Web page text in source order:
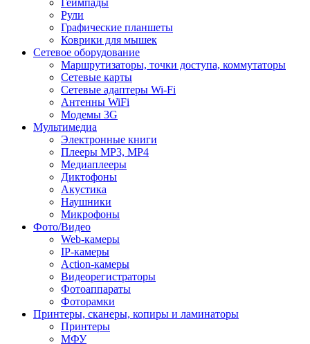
Геймпады
Рули
Графические планшеты
Коврики для мышек
Сетевое оборудование
Маршрутизаторы, точки доступа, коммутаторы
Сетевые карты
Сетевые адаптеры Wi-Fi
Антенны WiFi
Модемы 3G
Мультимедиа
Электронные книги
Плееры MP3, MP4
Медиаплееры
Диктофоны
Акустика
Наушники
Микрофоны
Фото/Видео
Web-камеры
IP-камеры
Action-камеры
Видеорегистраторы
Фотоаппараты
Фоторамки
Принтеры, сканеры, копиры и ламинаторы
Принтеры
МФУ